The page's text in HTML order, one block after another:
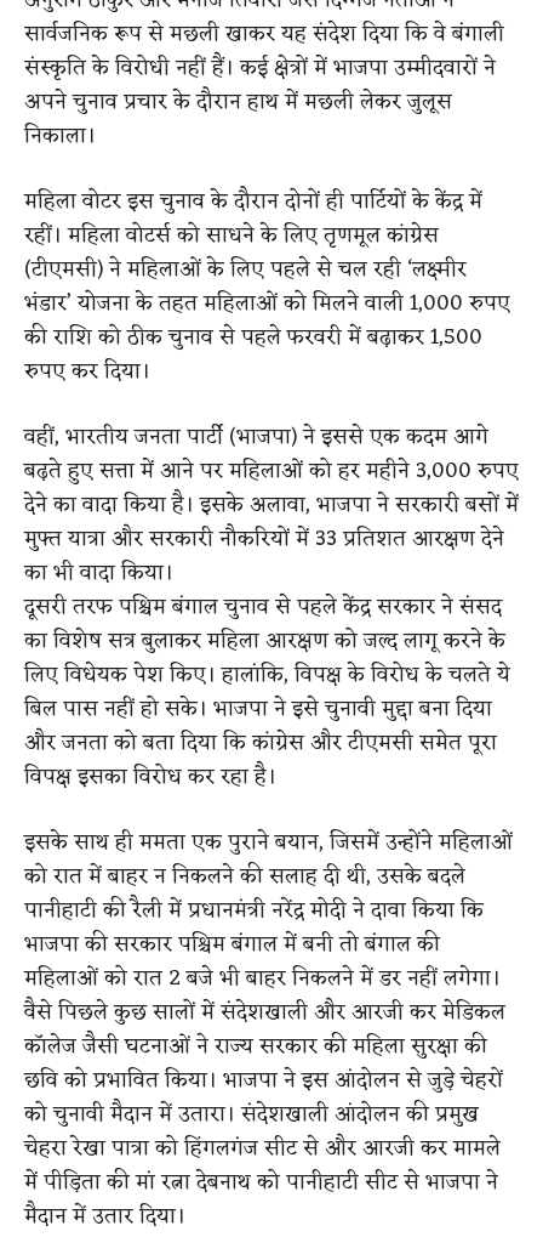
सार्वजनिक रूप से मछली खाकर यह संदेश दिया कि वे बंगाली
संस्कृति के विरोधी नहीं हैं। कई क्षेत्रों में भाजपा उम्मीदवारों ने
अपने चुनाव प्रचार के दौरान हाथ में मछली लेकर जुलूस
निकाला।
महिला वोटर इस चुनाव के दौरान दोनों ही पार्टियों के केंद्र में
रहीं। महिला वोटर्स को साधने के लिए तृणमूल कांग्रेस
(टीएमसी) ने महिलाओं के लिए पहले से चल रही ‘लक्ष्मीर
भंडार’ योजना के तहत महिलाओं को मिलने वाली 1,000 रुपए
की राशि को ठीक चुनाव से पहले फरवरी में बढ़ाकर 1,500
रुपए कर दिया।
वहीं, भारतीय जनता पार्टी (भाजपा) ने इससे एक कदम आगे
बढ़ते हुए सत्ता में आने पर महिलाओं को हर महीने 3,000 रुपए
देने का वादा किया है। इसके अलावा, भाजपा ने सरकारी बसों में
मुफ्त यात्रा और सरकारी नौकरियों में 33 प्रतिशत आरक्षण देने
का भी वादा किया।
दूसरी तरफ पश्चिम बंगाल चुनाव से पहले केंद्र सरकार ने संसद
का विशेष सत्र बुलाकर महिला आरक्षण को जल्द लागू करने के
लिए विधेयक पेश किए। हालांकि, विपक्ष के विरोध के चलते ये
बिल पास नहीं हो सके। भाजपा ने इसे चुनावी मुद्दा बना दिया
और जनता को बता दिया कि कांग्रेस और टीएमसी समेत पूरा
विपक्ष इसका विरोध कर रहा है।
इसके साथ ही ममता एक पुराने बयान, जिसमें उन्होंने महिलाओं
को रात में बाहर न निकलने की सलाह दी थी, उसके बदले
पानीहाटी की रैली में प्रधानमंत्री नरेंद्र मोदी ने दावा किया कि
भाजपा की सरकार पश्चिम बंगाल में बनी तो बंगाल की
महिलाओं को रात 2 बजे भी बाहर निकलने में डर नहीं लगेगा।
वैसे पिछले कुछ सालों में संदेशखाली और आरजी कर मेडिकल
कॉलेज जैसी घटनाओं ने राज्य सरकार की महिला सुरक्षा की
छवि को प्रभावित किया। भाजपा ने इस आंदोलन से जुड़े चेहरों
को चुनावी मैदान में उतारा। संदेशखाली आंदोलन की प्रमुख
चेहरा रेखा पात्रा को हिंगलगंज सीट से और आरजी कर मामले
में पीड़िता की मां रत्ना देबनाथ को पानीहाटी सीट से भाजपा ने
मैदान में उतार दिया।